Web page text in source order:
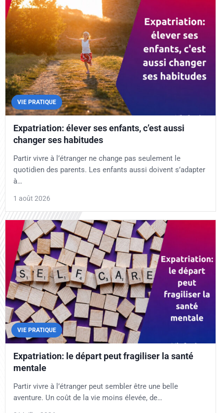
VIE PRATIQUE
Expatriation: élever ses enfants, c’est aussi
changer ses habitudes
Partir vivre à l’étranger ne change pas seulement le
quotidien des parents. Les enfants aussi doivent s’adapter
à…
1 août 2026
VIE PRATIQUE
Expatriation: le départ peut fragiliser la santé
mentale
Partir vivre à l’étranger peut sembler être une belle
aventure. Un coût de la vie moins élevée, de…